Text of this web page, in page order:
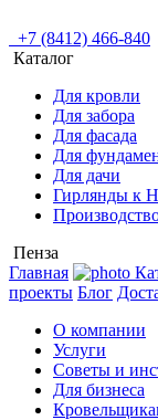
+7 (8412) 466-840
Каталог
Для кровли
Для забора
Для фасада
Для
Для дачи
Гирлянды к
Пенза
Главная
проекты Блог
О компании
Услуги
Советы и
Для бизнеса